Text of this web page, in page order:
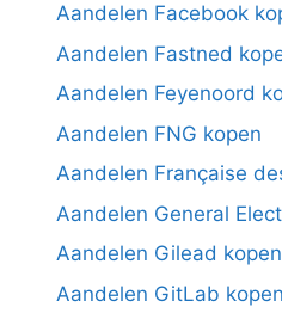
Aandelen Facebook
Aandelen Fastned
Aandelen Feyenoord
Aandelen FNG kopen
Aandelen Française
Aandelen General
Aandelen Gilead kopen
Aandelen GitLab kopen